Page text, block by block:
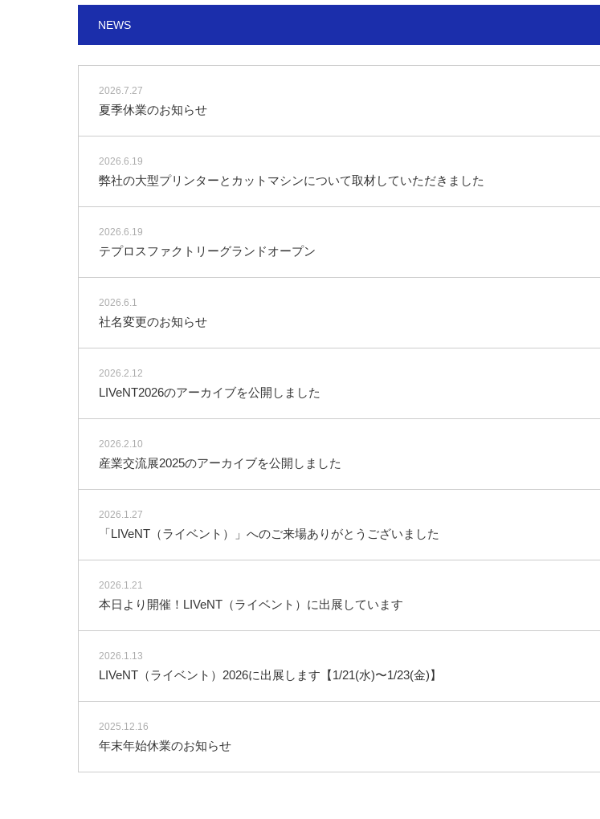
NEWS
2026.7.27
夏季休業のお知らせ
2026.6.19
弊社の大型プリンターとカットマシンについて取材していただきました
2026.6.19
テプロスファクトリーグランドオープン
2026.6.1
社名変更のお知らせ
2026.2.12
LIVeNT2026のアーカイブを公開しました
2026.2.10
産業交流展2025のアーカイブを公開しました
2026.1.27
「LIVeNT（ライベント）」へのご来場ありがとうございました
2026.1.21
本日より開催！LIVeNT（ライベント）に出展しています
2026.1.13
LIVeNT（ライベント）2026に出展します【1/21(水)〜1/23(金)】
2025.12.16
年末年始休業のお知らせ